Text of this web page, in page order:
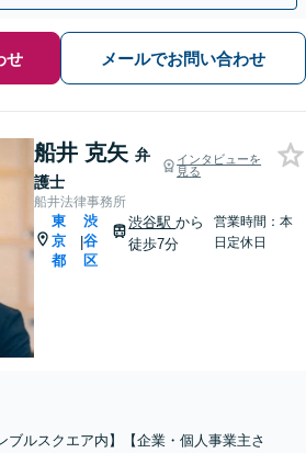
せ メールでお問い合わせ
船井 克矢 弁
護士
インタビューを
見る
船井法律事務所
東
京
都
|
渋
谷
区
渋谷駅から
徒歩7分
営業時間：本
日定休日
ブルスクエア内】【企業・個人事業主さ